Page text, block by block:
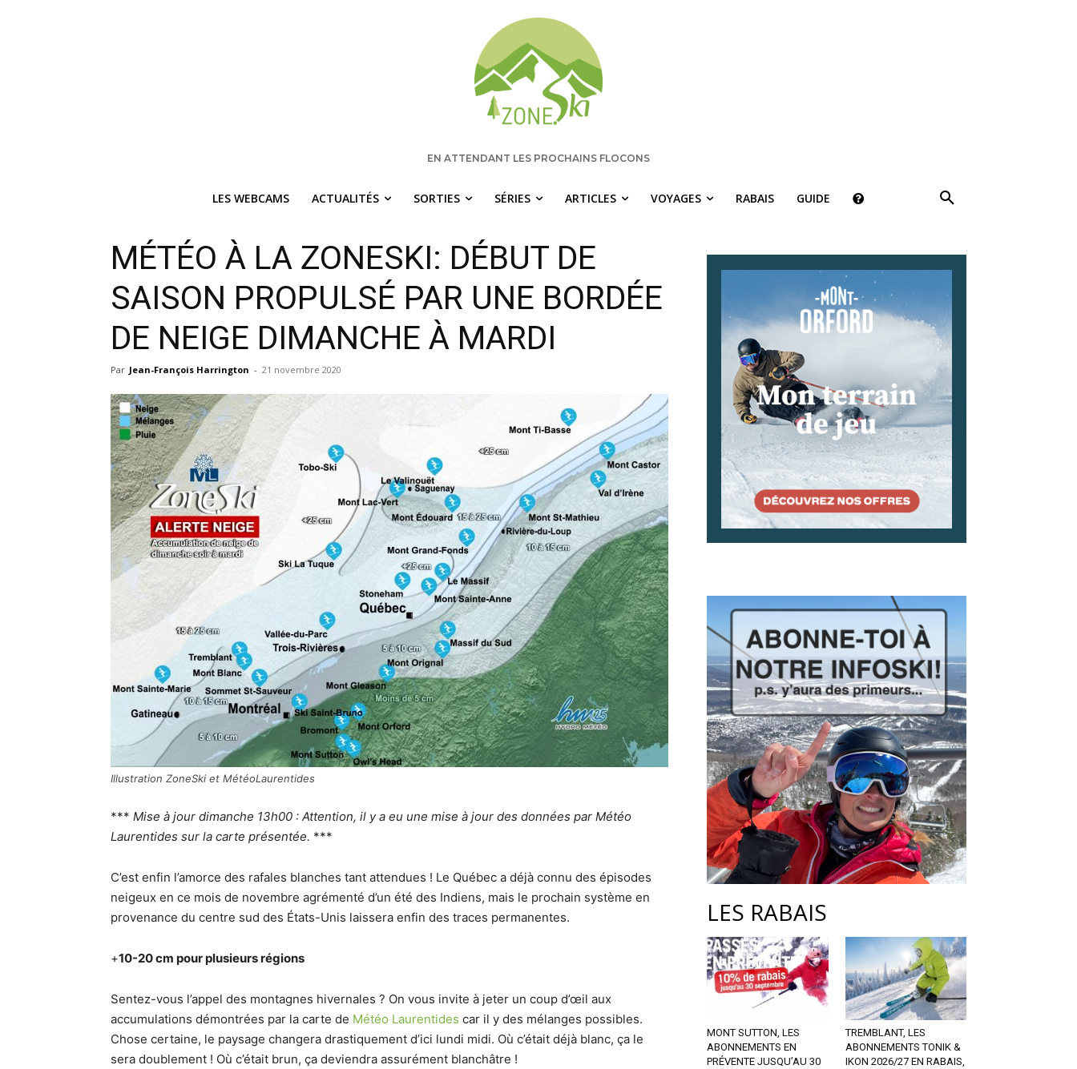
EN ATTENDANT LES PROCHAINS FLOCONS
LES WEBCAMS ACTUALITÉS SORTIES SÉRIES ARTICLES VOYAGES RABAIS GUIDE
MÉTÉO À LA ZONESKI: DÉBUT DE
SAISON PROPULSÉ PAR UNE BORDÉE
DE NEIGE DIMANCHE À MARDI
Par Jean-François Harrington - 21 novembre 2020
Illustration ZoneSki et MétéoLaurentides
*** Mise à jour dimanche 13h00 : Attention, il y a eu une mise à jour des données par Météo
Laurentides sur la carte présentée. ***
C’est enfin l’amorce des rafales blanches tant attendues ! Le Québec a déjà connu des épisodes
neigeux en ce mois de novembre agrémenté d’un été des Indiens, mais le prochain système en
provenance du centre sud des États-Unis laissera enfin des traces permanentes.
+10-20 cm pour plusieurs régions
Sentez-vous l’appel des montagnes hivernales ? On vous invite à jeter un coup d’œil aux
accumulations démontrées par la carte de Météo Laurentides car il y des mélanges possibles.
Chose certaine, le paysage changera drastiquement d’ici lundi midi. Où c’était déjà blanc, ça le
sera doublement ! Où c’était brun, ça deviendra assurément blanchâtre !
LES RABAIS
MONT SUTTON, LES
ABONNEMENTS EN
PRÉVENTE JUSQU’AU 30
TREMBLANT, LES
ABONNEMENTS TONIK &
IKON 2026/27 EN RABAIS,